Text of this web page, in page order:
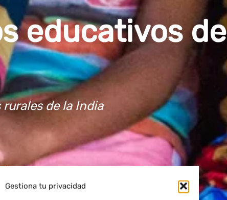
Gestiona tu privacidad
educativos de
de la India